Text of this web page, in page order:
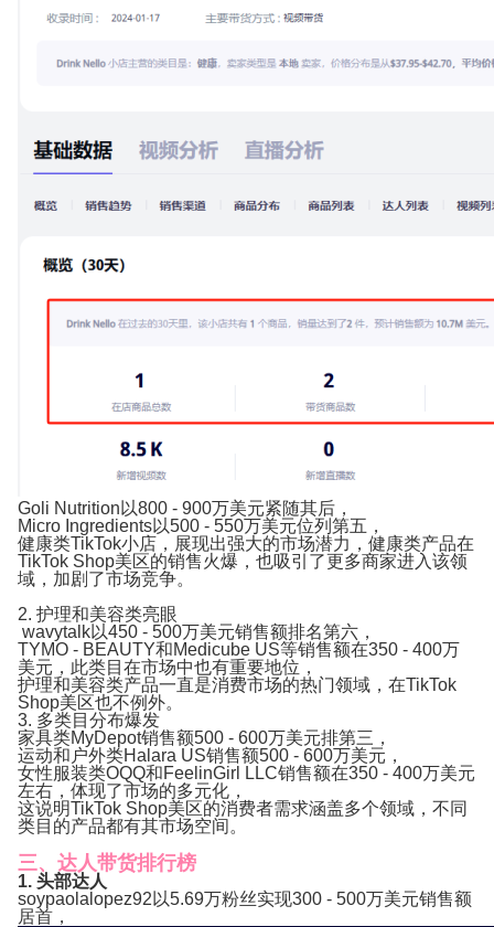
Goli Nutrition以800 - 900万美元紧随其后，
Micro Ingredients以500 - 550万美元位列第五，
健康类TikTok小店，展现出强大的市场潜力，健康类产品在
TikTok Shop美区的销售火爆，也吸引了更多商家进入该领
域，加剧了市场竞争。
2. 护理和美容类亮眼
wavytalk以450 - 500万美元销售额排名第六，
TYMO - BEAUTY和Medicube US等销售额在350 - 400万
美元，此类目在市场中也有重要地位，
护理和美容类产品一直是消费市场的热门领域，在TikTok
Shop美区也不例外。
3. 多类目分布爆发
家具类MyDepot销售额500 - 600万美元排第三，
运动和户外类Halara US销售额500 - 600万美元，
女性服装类OQQ和FeelinGirl LLC销售额在350 - 400万美元
左右，体现了市场的多元化，
这说明TikTok Shop美区的消费者需求涵盖多个领域，不同
类目的产品都有其市场空间。
三、达人带货排行榜
1. 头部达人
soypaolalopez92以5.69万粉丝实现300 - 500万美元销售额
居首，